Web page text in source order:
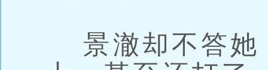
景澈却不答她